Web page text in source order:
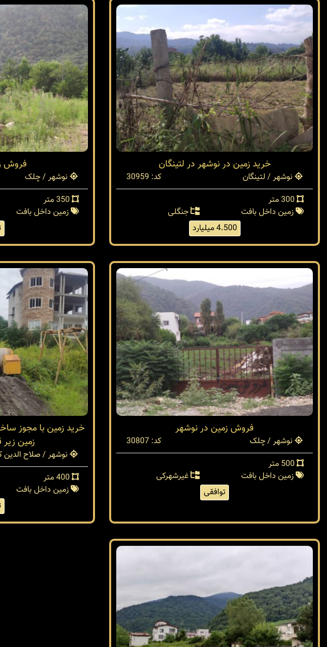
خرید زمین در نوشهر در لتینگان
نوشهر / لتینگان
کد: 30959
زمین داخل بافت
جنگلی
4.500 میلیارد
فروش
نوشهر / چلک
350 متر
زمین داخل بافت
فروش زمین در نوشهر
نوشهر / چلک
کد: 30807
زمین داخل بافت
غیرشهرکی
توافقی
خرید زمین با مجوز
زمین
نوشهر / صلاح الدین
400 متر
زمین داخل بافت